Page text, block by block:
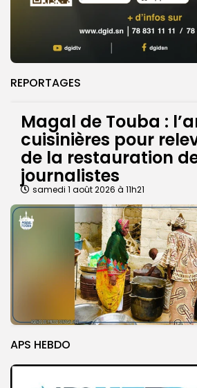
REPORTAGES
Magal de Touba :
cuisinières pour
de la restauration
journalistes
samedi 1 août 2026 à 11h21
APS HEBDO